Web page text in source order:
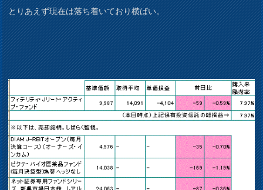
とりあえず現在は落ち着いており横ばい。